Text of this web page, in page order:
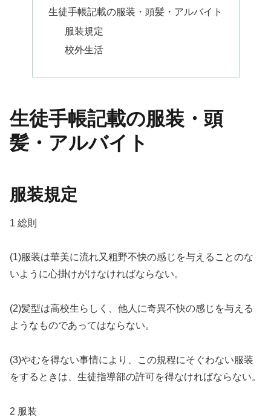
生徒手帳記載の服装・頭髪・アルバイト
服装規定
校外生活
生徒手帳記載の服装・頭
髪・アルバイト
服装規定
1 総則
(1)服装は華美に流れ又粗野不快の感じを与えることのな
いように心掛けがけなければならない。
(2)髪型は高校生らしく、他人に奇異不快の感じを与える
ようなものであってはならない。
(3)やむを得ない事情により、この規程にそぐわない服装
をするときは、生徒指導部の許可を得なければならない。
2 服装